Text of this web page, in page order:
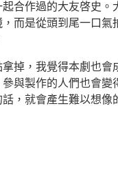
合作過的大友啓史。
而是從頭到尾一口氣
掉，我覺得本劇也會
與製作的人們也會變
，就會產生難以想像